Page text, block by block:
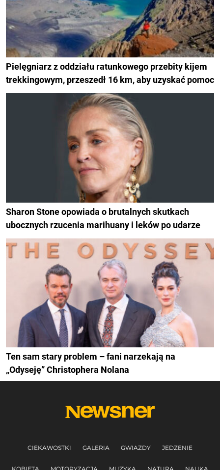
Pielęgniarz z oddziału ratunkowego przebity kijem
trekkingowym, przeszedł 16 km, aby uzyskać pomoc
Sharon Stone opowiada o brutalnych skutkach
ubocznych rzucenia marihuany i leków po udarze
Ten sam stary problem – fani narzekają na
„Odyseję” Christophera Nolana
CIEKAWOSTKI GALERIA GWIAZDY JEDZENIE